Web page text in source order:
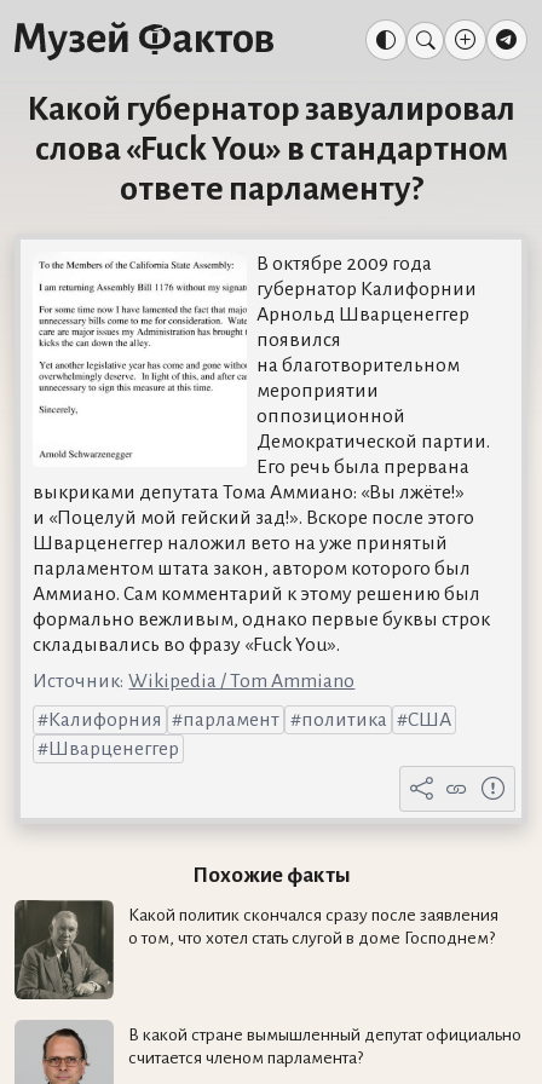
Какой губернатор завуалировал
слова «Fuck You» в стандартном
ответе парламенту?
В октябре 2009 года
губернатор Калифорнии
Арнольд Шварценеггер
появился
на благотворительном
мероприятии
оппозиционной
Демократической партии.
Его речь была прервана
выкриками депутата Тома Аммиано: «Вы лжёте!»
и «Поцелуй мой гейский зад!». Вскоре после этого
Шварценеггер наложил вето на уже принятый
парламентом штата закон, автором которого был
Аммиано. Сам комментарий к этому решению был
формально вежливым, однако первые буквы строк
складывались во фразу «Fuck You».
Источник: Wikipedia / Tom Ammiano
Калифорния
парламент политика
США
Шварценеггер
Похожие факты
Какой политик скончался сразу после заявления
о том, что хотел стать слугой в доме Господнем?
В какой стране вымышленный депутат официально
считается членом парламента?